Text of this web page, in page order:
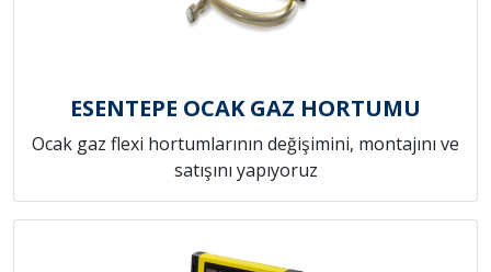
ESENTEPE OCAK GAZ HORTUMU
Ocak gaz flexi hortumlarının değişimini, montajını ve
satışını yapıyoruz